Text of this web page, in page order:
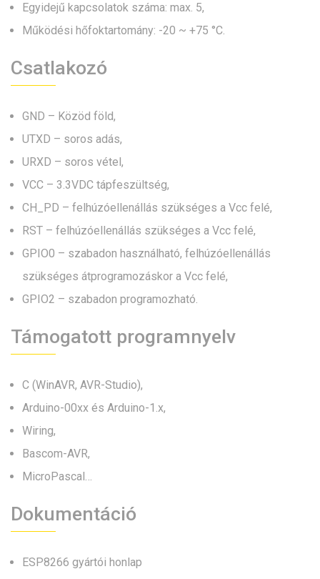
Egyidejű kapcsolatok száma: max. 5,
Működési hőfoktartomány: -20 ~ +75 °C.
Csatlakozó
GND – Közöd föld,
UTXD – soros adás,
URXD – soros vétel,
VCC – 3.3VDC tápfeszültség,
CH_PD – felhúzóellenállás szükséges a Vcc felé,
RST – felhúzóellenállás szükséges a Vcc felé,
GPIO0 – szabadon használható, felhúzóellenállás
szükséges átprogramozáskor a Vcc felé,
GPIO2 – szabadon programozható.
Támogatott programnyelv
C (WinAVR, AVR-Studio),
Arduino-00xx és Arduino-1.x,
Wiring,
Bascom-AVR,
MicroPascal…
Dokumentáció
ESP8266 gyártói honlap